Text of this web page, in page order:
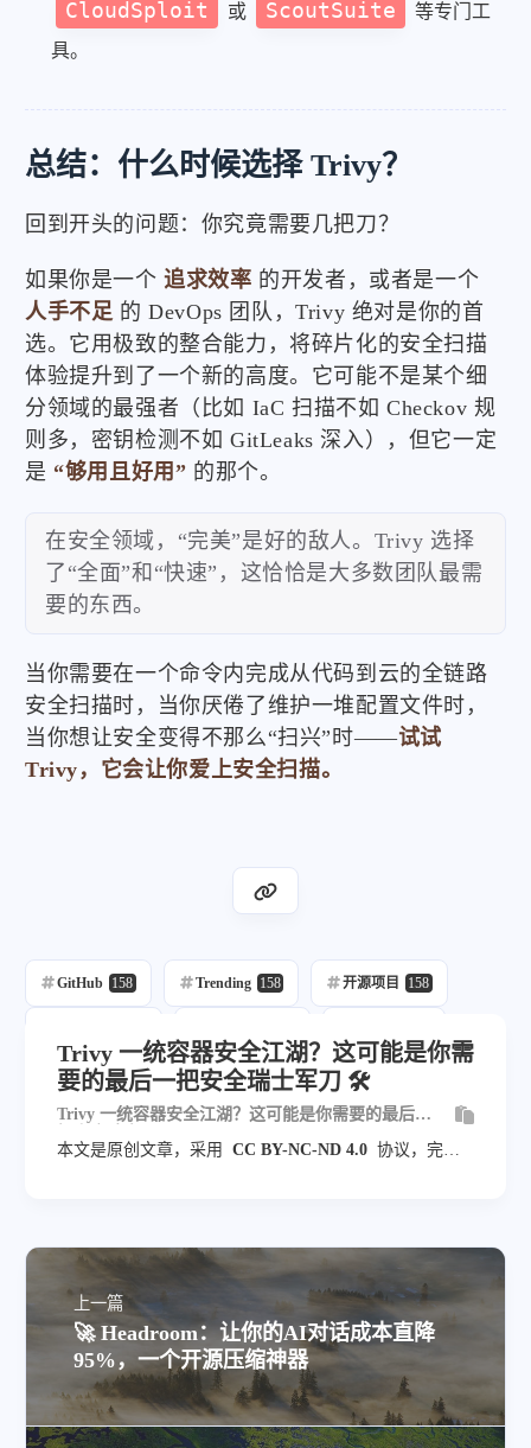
CloudSploit 或 ScoutSuite
等专门工
具。
总结：什么时候选择 Trivy？
回到开头的问题：你究竟需要几把刀？
如果你是一个追求效率 的开发者，或者是一个
人手不足的 DevOps 团队，Trivy 绝对是你的首
选。它用极致的整合能力，将碎片化的安全扫描
体验提升到了一个新的高度。它可能不是某个细
分领域的最强者（比如 IaC 扫描不如 Checkov 规
则多，密钥检测不如 GitLeaks 深入），但它一定
是 “够用且好用” 的那个。
在安全领域，“完美”是好的敌人。Trivy 选择
了“全面”和“快速”，这恰恰是大多数团队最需
要的东西。
当你需要在一个命令内完成从代码到云的全链路
安全扫描时，当你厌倦了维护一堆配置文件时，
当你想让安全变得不那么“扫兴”时——试试
Trivy，它会让你爱上安全扫描。
GitHub 158 Trending 158 开源项目 158
Ai 68
Trivy 一统容器安全江湖？这可能是你需
要的最后一把安全瑞士军刀 🛠️
Trivy 一统容器安全江湖？这可能是你需要的最后一
本文是原创文章，采用
CC BY-NC-ND 4.0 协议，完整
上一篇
🚀 Headroom：让你的AI对话成本直降
95%，一个开源压缩神器